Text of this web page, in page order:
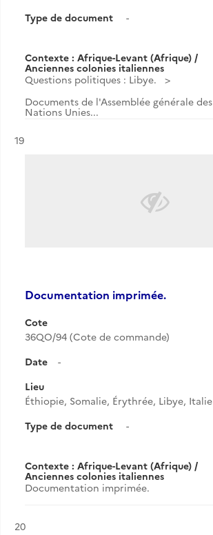
Type de document
-
Contexte : Afrique-Levant (Afrique) /
Anciennes colonies italiennes
Questions politiques : Libye.
Documents de l'Assemblée générale des
Nations Unies...
Résultat n°
19
Documentation imprimée.
Cote
36QO/94 (Cote de commande)
Date
-
Lieu
Éthiopie, Somalie, Érythrée, Libye, Italie
Type de document
-
Contexte : Afrique-Levant (Afrique) /
Anciennes colonies italiennes
Documentation imprimée.
Résultat n°
20